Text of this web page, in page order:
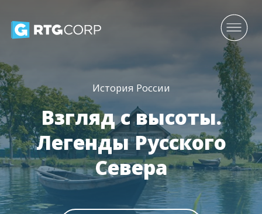
История России
Взгляд с высоты.
Легенды Русского
Севера